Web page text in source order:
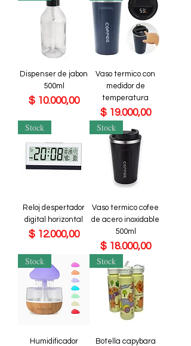
Dispenser de jabon
500ml
Precio
$ 10.000,00
Vaso termico con
medidor de
temperatura
Precio
$ 19.000,00
Stock
Reloj despertador
digital horizontal
Precio
$ 12.000,00
Stock
Vaso termico cofee
de acero inoxidable
500ml
Precio
$ 18.000,00
Stock
Humidificador
Stock
Botella capybara